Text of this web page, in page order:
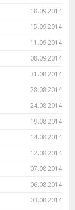
18.09.2014
15.09.2014
11.09.2014
08.09.2014
31.08.2014
28.08.2014
24.08.2014
19.08.2014
14.08.2014
12.08.2014
07.08.2014
06.08.2014
03.08.2014